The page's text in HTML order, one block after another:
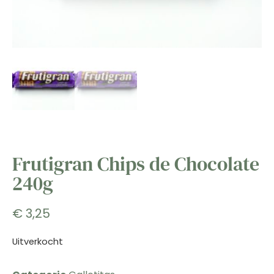
Frutigran Chips de Chocolate
240g
€ 3,25
Uitverkocht